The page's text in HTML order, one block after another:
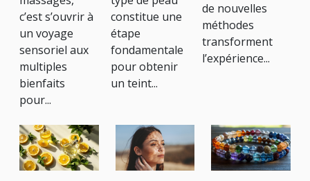
c’est s’ouvrir à
un voyage
sensoriel aux
multiples
bienfaits
pour...
constitue une
étape
fondamentale
pour obtenir
un teint...
de nouvelles
méthodes
transforment
l’expérience...